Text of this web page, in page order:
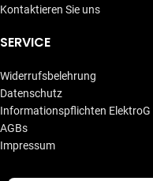
Kontaktieren Sie uns
SERVICE
Widerrufsbelehrung
Datenschutz
Informationspflichten ElektroG
AGBs
Impressum